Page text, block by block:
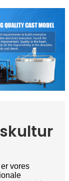
vores